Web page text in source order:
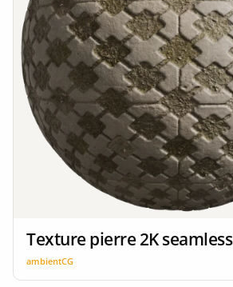
Texture pierre 2K seamless
ambientCG